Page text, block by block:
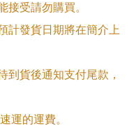
接受請勿購買。
計發貨日期將在簡介上
到貨後通知支付尾款，
運的運費。